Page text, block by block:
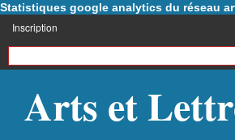
Statistiques google analytics du réseau
Inscription
Arts et